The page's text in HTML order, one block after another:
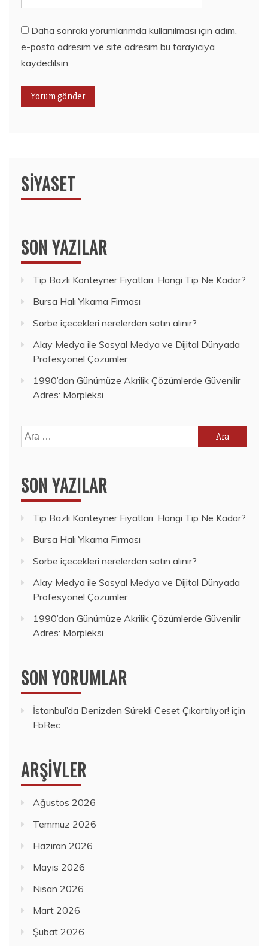
Daha sonraki yorumlarımda kullanılması için adım,
e-posta adresim ve site adresim bu tarayıcıya
kaydedilsin.
SIYASET
SON YAZILAR
Tip Bazlı Konteyner Fiyatları: Hangi Tip Ne Kadar?
Bursa Halı Yıkama Firması
Sorbe içecekleri nerelerden satın alınır?
Alay Medya ile Sosyal Medya ve Dijital Dünyada
Profesyonel Çözümler
1990’dan Günümüze Akrilik Çözümlerde Güvenilir
Adres: Morpleksi
Arama:
SON YAZILAR
Tip Bazlı Konteyner Fiyatları: Hangi Tip Ne Kadar?
Bursa Halı Yıkama Firması
Sorbe içecekleri nerelerden satın alınır?
Alay Medya ile Sosyal Medya ve Dijital Dünyada
Profesyonel Çözümler
1990’dan Günümüze Akrilik Çözümlerde Güvenilir
Adres: Morpleksi
SON YORUMLAR
İstanbul’da Denizden Sürekli Ceset Çıkartılıyor! için
FbRec
ARŞIVLER
Ağustos 2026
Temmuz 2026
Haziran 2026
Mayıs 2026
Nisan 2026
Mart 2026
Şubat 2026